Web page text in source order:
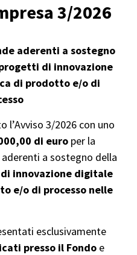
3/2026
aderenti a sostegno
di innovazione
di prodotto e/o di
l’Avviso 3/2026 con uno
di euro per la
a sostegno della
innovazione digitale
e/o di processo nelle
esclusivamente
presso il Fondo e